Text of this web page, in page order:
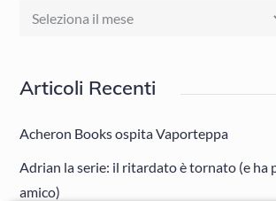
Archivi
Articoli Recenti
Acheron Books ospita Vaporteppa
Adrian la serie: il ritardato è tornato (e ha
amico)